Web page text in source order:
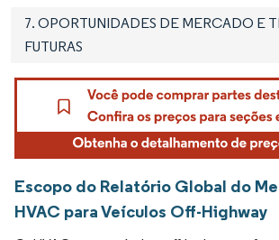
7. OPORTUNIDADES DE MERCADO E
FUTURAS
Escopo do Relatório Global do
HVAC para Veículos Off-Highway